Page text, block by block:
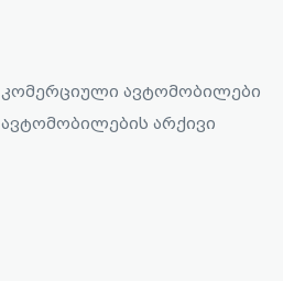
კომერციული ავტომობილები
ავტომობილების არქივი